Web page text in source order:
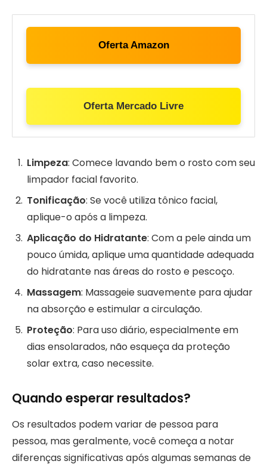
Oferta Amazon
Oferta Mercado Livre
Limpeza: Comece lavando bem o rosto com seu
limpador facial favorito.
Tonificação: Se você utiliza tônico facial,
aplique-o após a limpeza.
Aplicação do Hidratante: Com a pele ainda um
pouco úmida, aplique uma quantidade adequada
do hidratante nas áreas do rosto e pescoço.
Massagem: Massageie suavemente para ajudar
na absorção e estimular a circulação.
Proteção: Para uso diário, especialmente em
dias ensolarados, não esqueça da proteção
solar extra, caso necessite.
Quando esperar resultados?
Os resultados podem variar de pessoa para
pessoa, mas geralmente, você começa a notar
diferenças significativas após algumas semanas de